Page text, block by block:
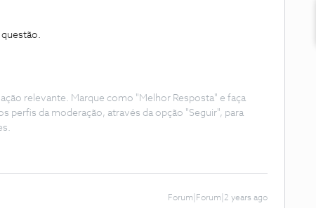
questão.
relevante. Marque como "Melhor Resposta" e faça
perfis da moderação, através da opção "Seguir", para
Forum|Forum|2 years ago